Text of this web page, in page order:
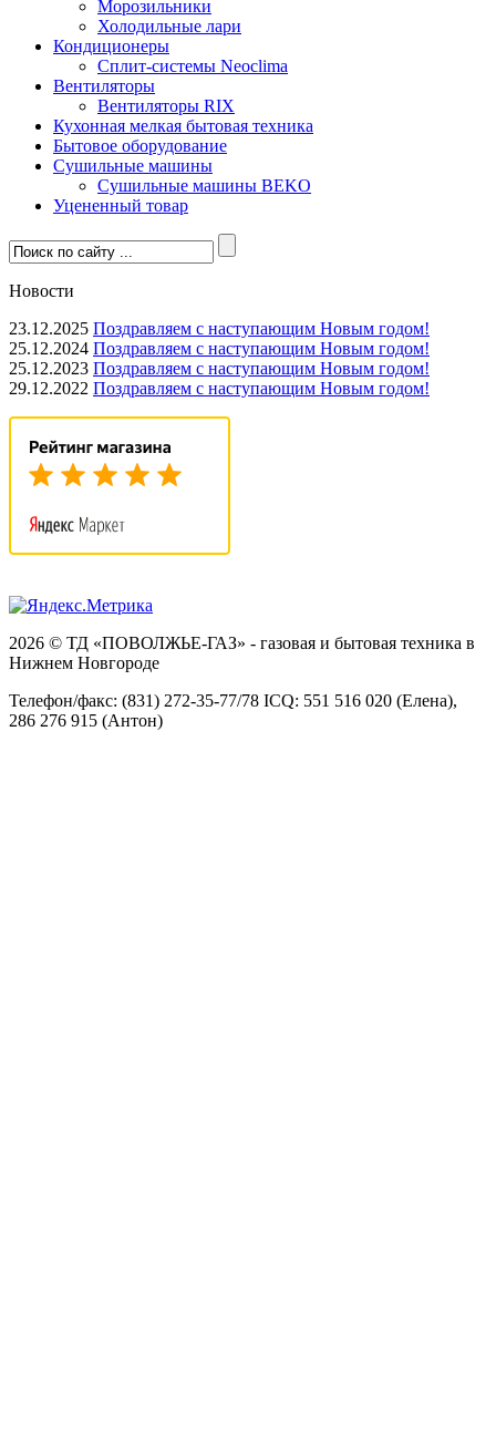
Морозильники
Холодильные лари
Кондиционеры
Сплит-системы Neoclima
Вентиляторы
Вентиляторы RIX
Кухонная мелкая бытовая техника
Бытовое оборудование
Сушильные машины
Сушильные машины BEKO
Уцененный товар
Новости
23.12.2025 Поздравляем с наступающим Новым годом!
25.12.2024 Поздравляем с наступающим Новым годом!
25.12.2023 Поздравляем с наступающим Новым годом!
29.12.2022 Поздравляем с наступающим Новым годом!
2026 © ТД «ПОВОЛЖЬЕ-ГАЗ» - газовая и бытовая техника в
Нижнем Новгороде
Телефон/факс: (831) 272-35-77/78 ICQ: 551 516 020 (Елена),
286 276 915 (Антон)